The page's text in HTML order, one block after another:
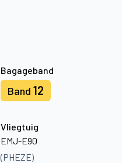
Bagageband
Band 12
Vliegtuig
EMJ-E90
(PHEZE)